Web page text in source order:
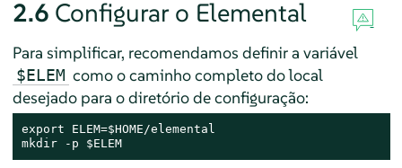
2.6 Configurar o Elemental
Para simplificar, recomendamos definir a variável
$ELEM como o caminho completo do local
desejado para o diretório de configuração:
export ELEM=$HOME/elemental
mkdir -p $ELEM